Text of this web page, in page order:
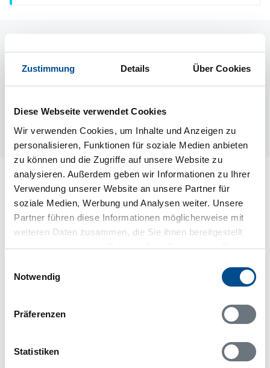
Zustimmung Details Über Cookies
Diese Webseite verwendet Cookies
Wir verwenden Cookies, um Inhalte und Anzeigen zu
personalisieren, Funktionen für soziale Medien anbieten
zu können und die Zugriffe auf unsere Website zu
analysieren. Außerdem geben wir Informationen zu Ihrer
Verwendung unserer Website an unsere Partner für
soziale Medien, Werbung und Analysen weiter. Unsere
Partner führen diese Informationen möglicherweise mit
weiteren Daten zusammen, die Sie ihnen bereitgestellt
haben oder die sie im Rahmen Ihrer Nutzung der Dienste
Notwendig
Präferenzen
Statistiken
Lageplan
Adresse
Ferienhaus S30376
Båraryd 42
Skriptblocker/AdBlocker aktiviert zu sein!